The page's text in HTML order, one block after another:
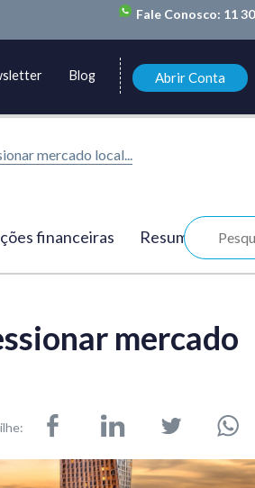
Fale Conosco: 11
Blog Abrir Conta
mercado local...
financeiras
Resumo
mercado